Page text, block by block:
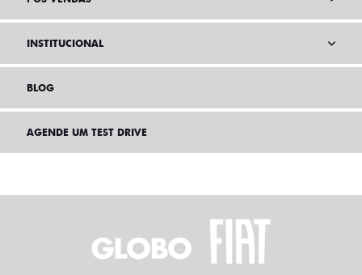
INSTITUCIONAL
BLOG
AGENDE UM TEST DRIVE